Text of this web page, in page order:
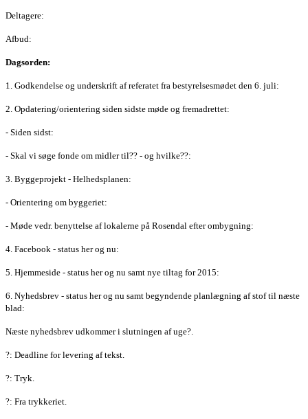
Deltagere:
Afbud:
Dagsorden:
1. Godkendelse og underskrift af referatet fra bestyrelsesmødet den 6. juli:
2. Opdatering/orientering siden sidste møde og fremadrettet:
- Siden sidst:
- Skal vi søge fonde om midler til?? - og hvilke??:
3. Byggeprojekt - Helhedsplanen:
- Orientering om byggeriet:
- Møde vedr. benyttelse af lokalerne på Rosendal efter ombygning:
4. Facebook - status her og nu:
5. Hjemmeside - status her og nu samt nye tiltag for 2015:
6. Nyhedsbrev - status her og nu samt begyndende planlægning af stof til næste
blad:
Næste nyhedsbrev udkommer i slutningen af uge?.
?: Deadline for levering af tekst.
?: Tryk.
?: Fra trykkeriet.